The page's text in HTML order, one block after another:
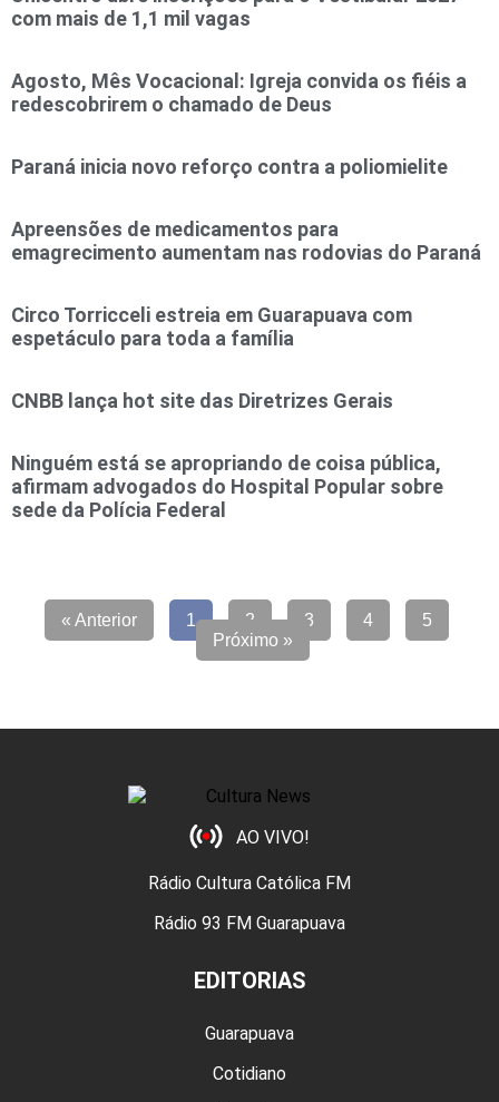
com mais de 1,1 mil vagas
Agosto, Mês Vocacional: Igreja convida os fiéis a
redescobrirem o chamado de Deus
Paraná inicia novo reforço contra a poliomielite
Apreensões de medicamentos para
emagrecimento aumentam nas rodovias do Paraná
Circo Torricceli estreia em Guarapuava com
espetáculo para toda a família
CNBB lança hot site das Diretrizes Gerais
Ninguém está se apropriando de coisa pública,
afirmam advogados do Hospital Popular sobre
sede da Polícia Federal
« Anterior 1 2 3 4
5
Próximo »
AO VIVO!
Rádio Cultura Católica FM
Rádio 93 FM Guarapuava
EDITORIAS
Guarapuava
Cotidiano